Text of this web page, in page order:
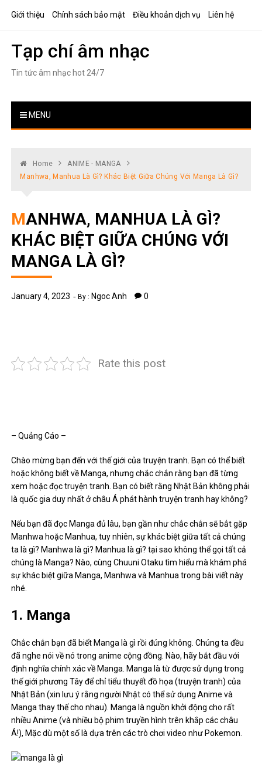
Giới thiệu Chính sách bảo mật Điều khoản dịch vụ Liên hệ
Tạp chí âm nhạc
Tin tức âm nhạc hot 24/7
MENU
Home
ANIME - MANGA
Manhwa, Manhua Là Gì? Khác Biệt Giữa Chúng Với Manga Là Gì?
MANHWA, MANHUA LÀ GÌ?
KHÁC BIỆT GIỮA CHÚNG VỚI
MANGA LÀ GÌ?
January 4, 2023 By : Ngoc Anh 0
Rate this post
– Quảng Cáo –
Chào mừng bạn đến với thế giới của truyện tranh. Bạn có thể biết
hoặc không biết về Manga, nhưng chắc chắn rằng bạn đã từng
xem hoặc đọc truyện tranh. Bạn có biết rằng Nhật Bản không phải
là quốc gia duy nhất ở châu Á phát hành truyện tranh hay không?
Nếu bạn đã đọc Manga đủ lâu, bạn gần như chắc chắn sẽ bắt gặp
Manhwa hoặc Manhua, tuy nhiên, sự khác biệt giữa tất cả chúng
ta là gì? Manhwa là gì? Manhua là gì? tại sao không thể gọi tất cả
chúng là Manga? Nào, cùng Chuuni Otaku tìm hiểu mà khám phá
sự khác biệt giữa Manga, Manhwa và Manhua trong bài viết này
nhé.
1. Manga
Chắc chắn bạn đã biết Manga là gì rồi đúng không. Chúng ta đều
đã nghe nói về nó trong anime cộng đồng. Nào, hãy bắt đầu với
định nghĩa chính xác về Manga. Manga là từ được sử dụng trong
thế giới phương Tây để chỉ tiểu thuyết đồ họa (truyện tranh) của
Nhật Bản (xin lưu ý rằng người Nhật có thể sử dụng Anime và
Manga thay thế cho nhau). Manga là nguồn khởi động cho rất
nhiều Anime (và nhiều bộ phim truyền hình trên khắp các châu
Á!), Mặc dù một số là dựa trên các trò chơi video như Pokemon.